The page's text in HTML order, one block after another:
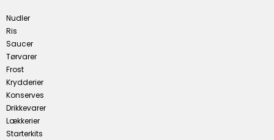
Nudler
Ris
Saucer
Tørvarer
Frost
Krydderier
Konserves
Drikkevarer
Lækkerier
Starterkits